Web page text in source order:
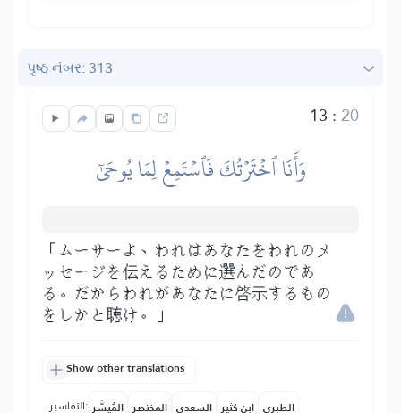
પૃષ્ઠ નંબર: 313
13 : 20
وَأَنَا ٱخۡتَرۡتُكَ فَٱسۡتَمِعۡ لِمَا يُوحَىٰٓ
「ムーサーよ、われはあなたをわれのメ
ッセージを伝えるために選んだのであ
る。だからわれがあなたに啓示するもの
をしかと聴け。」
Show other translations
التفاسير: المُيسَّر المختصر السعدي ابن كثير الطبري